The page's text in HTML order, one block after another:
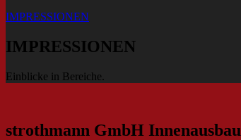
IMPRESSIONEN
IMPRESSIONEN
Einblicke in Bereiche.
strothmann GmbH Innenausbau